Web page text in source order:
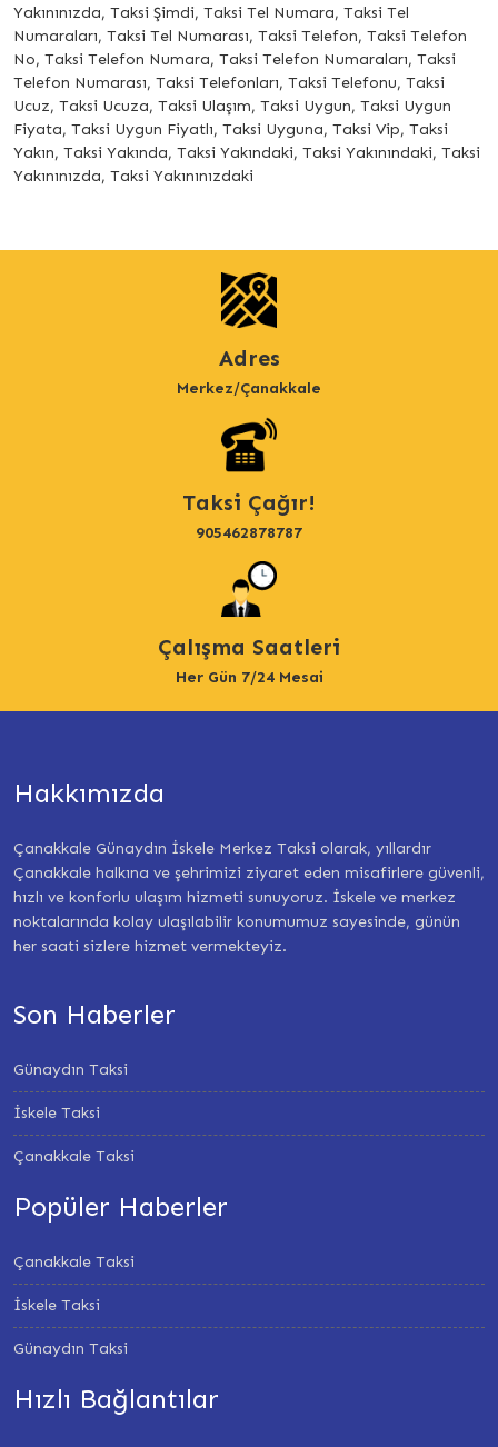
Yakınınızda, Taksi Şimdi, Taksi Tel Numara, Taksi Tel
Numaraları, Taksi Tel Numarası, Taksi Telefon, Taksi Telefon
No, Taksi Telefon Numara, Taksi Telefon Numaraları, Taksi
Telefon Numarası, Taksi Telefonları, Taksi Telefonu, Taksi
Ucuz, Taksi Ucuza, Taksi Ulaşım, Taksi Uygun, Taksi Uygun
Fiyata, Taksi Uygun Fiyatlı, Taksi Uyguna, Taksi Vip, Taksi
Yakın, Taksi Yakında, Taksi Yakındaki, Taksi Yakınındaki, Taksi
Yakınınızda, Taksi Yakınınızdaki
Adres
Merkez/Çanakkale
Taksi Çağır!
905462878787
Çalışma Saatleri
Her Gün 7/24 Mesai
Hakkımızda
Çanakkale Günaydın İskele Merkez Taksi olarak, yıllardır
Çanakkale halkına ve şehrimizi ziyaret eden misafirlere güvenli,
hızlı ve konforlu ulaşım hizmeti sunuyoruz. İskele ve merkez
noktalarında kolay ulaşılabilir konumumuz sayesinde, günün
her saati sizlere hizmet vermekteyiz.
Son Haberler
Günaydın Taksi
İskele Taksi
Çanakkale Taksi
Popüler Haberler
Çanakkale Taksi
İskele Taksi
Günaydın Taksi
Hızlı Bağlantılar